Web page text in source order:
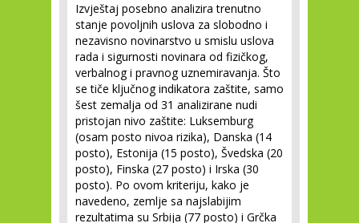
Izvještaj posebno analizira trenutno
stanje povoljnih uslova za slobodno i
nezavisno novinarstvo u smislu uslova
rada i sigurnosti novinara od fizičkog,
verbalnog i pravnog uznemiravanja. Što
se tiče ključnog indikatora zaštite, samo
šest zemalja od 31 analizirane nudi
pristojan nivo zaštite: Luksemburg
(osam posto nivoa rizika), Danska (14
posto), Estonija (15 posto), Švedska (20
posto), Finska (27 posto) i Irska (30
posto). Po ovom kriteriju, kako je
navedeno, zemlje sa najslabijim
rezultatima su Srbija (77 posto) i Grčka